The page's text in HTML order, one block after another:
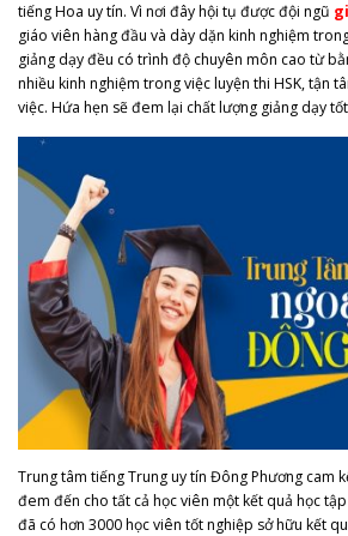
tiếng Hoa uy tín. Vì nơi đây hội tụ được đội ngũ
giáo viên hàng đầu và dày dặn kinh nghiệm
giảng dạy đều có trình độ chuyên môn cao từ
nhiều kinh nghiệm trong việc luyện thi HSK, tận
việc. Hứa hẹn sẽ đem lại chất lượng giảng dạy
Trung tâm tiếng Trung uy tín Đông Phương cam
đem đến cho tất cả học viên một kết quả học
đã có hơn 3000 học viên tốt nghiệp sở hữu kết